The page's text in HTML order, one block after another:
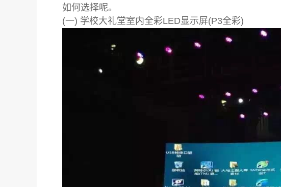
如何选择呢。
(一) 学校大礼堂室内全彩LED显示屏(P3全彩)